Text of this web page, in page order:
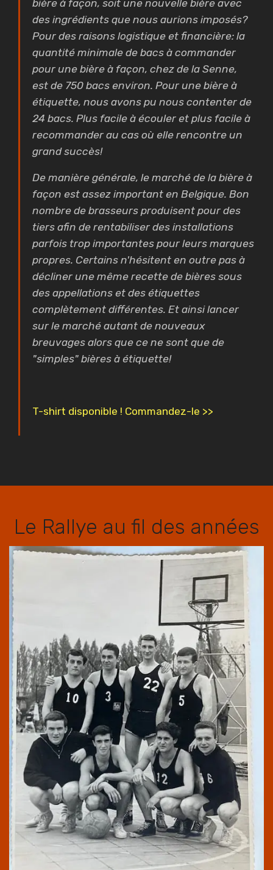
bière à façon, soit une nouvelle bière avec
des ingrédients que nous aurions imposés?
Pour des raisons logistique et financière: la
quantité minimale de bacs à commander
pour une bière à façon, chez de la Senne,
est de 750 bacs environ. Pour une bière à
étiquette, nous avons pu nous contenter de
24 bacs. Plus facile à écouler et plus facile à
recommander au cas où elle rencontre un
grand succès!
De manière générale, le marché de la bière à
façon est assez important en Belgique. Bon
nombre de brasseurs produisent pour des
tiers afin de rentabiliser des installations
parfois trop importantes pour leurs marques
propres. Certains n'hésitent en outre pas à
décliner une même recette de bières sous
des appellations et des étiquettes
complètement différentes. Et ainsi lancer
sur le marché autant de nouveaux
breuvages alors que ce ne sont que de
"simples" bières à étiquette!
T-shirt disponible ! Commandez-le >>
Le Rallye au fil des années